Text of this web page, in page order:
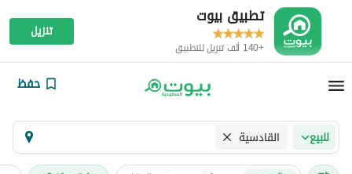
تطبيق بيوت
+140 ألف تنزيل للتطبيق
تنزيل
حفظ
للبيع القادسية